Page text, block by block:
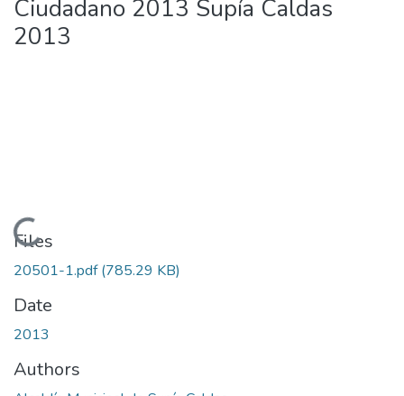
Ciudadano 2013 Supía Caldas
2013
Loading...
Files
20501-1.pdf(785.29 KB)
Date
2013
Authors